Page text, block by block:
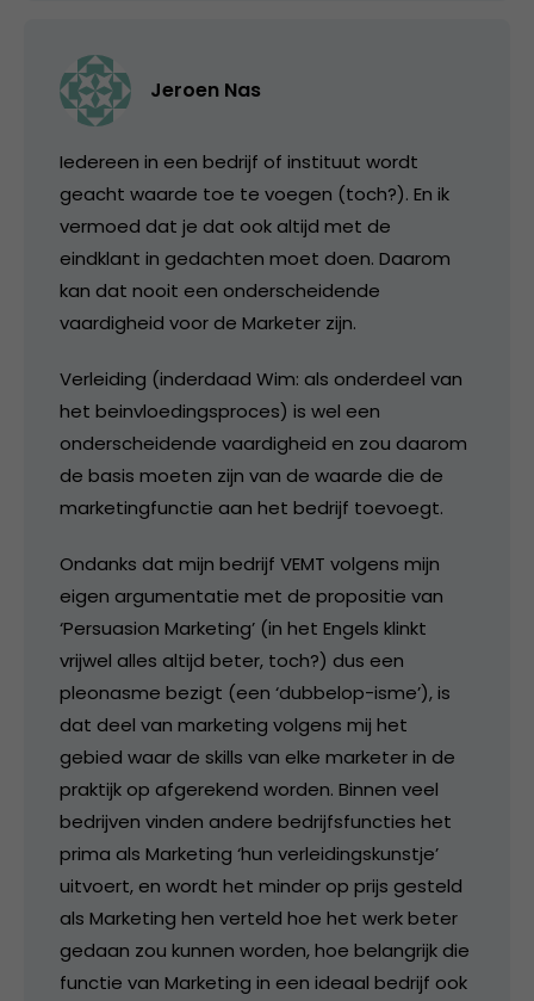
Jeroen Nas
Iedereen in een bedrijf of instituut wordt
geacht waarde toe te voegen (toch?). En ik
vermoed dat je dat ook altijd met de
eindklant in gedachten moet doen. Daarom
kan dat nooit een onderscheidende
vaardigheid voor de Marketer zijn.
Verleiding (inderdaad Wim: als onderdeel van
het beinvloedingsproces) is wel een
onderscheidende vaardigheid en zou daarom
de basis moeten zijn van de waarde die de
marketingfunctie aan het bedrijf toevoegt.
Ondanks dat mijn bedrijf VEMT volgens mijn
eigen argumentatie met de propositie van
‘Persuasion Marketing’ (in het Engels klinkt
vrijwel alles altijd beter, toch?) dus een
pleonasme bezigt (een ‘dubbelop-isme’), is
dat deel van marketing volgens mij het
gebied waar de skills van elke marketer in de
praktijk op afgerekend worden. Binnen veel
bedrijven vinden andere bedrijfsfuncties het
prima als Marketing ‘hun verleidingskunstje’
uitvoert, en wordt het minder op prijs gesteld
als Marketing hen verteld hoe het werk beter
gedaan zou kunnen worden, hoe belangrijk die
functie van Marketing in een ideaal bedrijf ook